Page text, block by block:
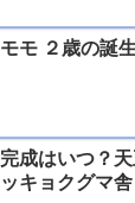
モモ ２歳の誕
完成はいつ？
ッキョクグマ舎